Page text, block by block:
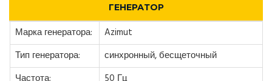
ГЕНЕРАТОР
Марка генератора:
Azimut
Тип генератора:
синхронный, бесщеточный